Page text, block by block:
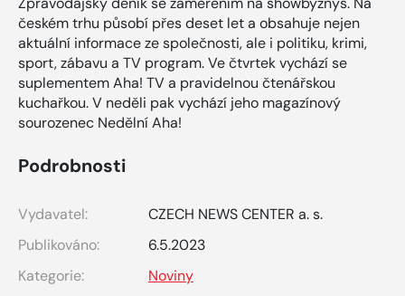
českém trhu působí přes deset let a obsahuje nejen
aktuální informace ze společnosti, ale i politiku, krimi,
sport, zábavu a TV program. Ve čtvrtek vychází se
suplementem Aha! TV a pravidelnou čtenářskou
kuchařkou. V neděli pak vychází jeho magazínový
sourozenec Nedělní Aha!
Podrobnosti
Vydavatel:
CZECH NEWS CENTER a. s.
Publikováno:
6.5.2023
Kategorie:
Noviny